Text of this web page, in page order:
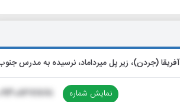
نمایش شماره 09308671781